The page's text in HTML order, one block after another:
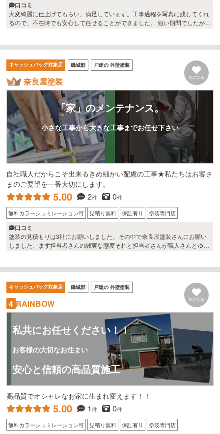
口コミ
大変綺麗に仕上げてもらい、満足しています。工事過程を写真に残してくれ
るので、不在時でも安心して任せることができました。 短い期間でしたが、
キャッシュバッグ対象店 磯城郡 戸建の 外壁塗装
奈良屋塗装 気になる
「家」のメンテナンス。
小さな工事から大きな工事までお任せ下さい
自社職人だからこそ出来るきめ細かい配慮の工事★私たちはお客さ
まのご要望を一番大切にします。
5.00 2件 0件
無料カラーシュミレーション可 見積り無料 保証有り 塗装専門店
口コミ
塗装の見積もりは3社にお願いしました。その中で奈良屋塗装さんにお願い
しました。まず担当者さんの誠実な態度それと担当者さんが職人さんとゆう
キャッシュバッグ対象店 磯城郡 戸建の 外壁塗装
4 RAINBOW 気になる
私共にお任せください！！
お客様の大切なお住まい
安心と信頼の高品質施工
高品質でオシャレなお家に生まれ変えます！！
5.00 1件 0件
無料カラーシュミレーション可 見積り無料 保証有り 塗装専門店